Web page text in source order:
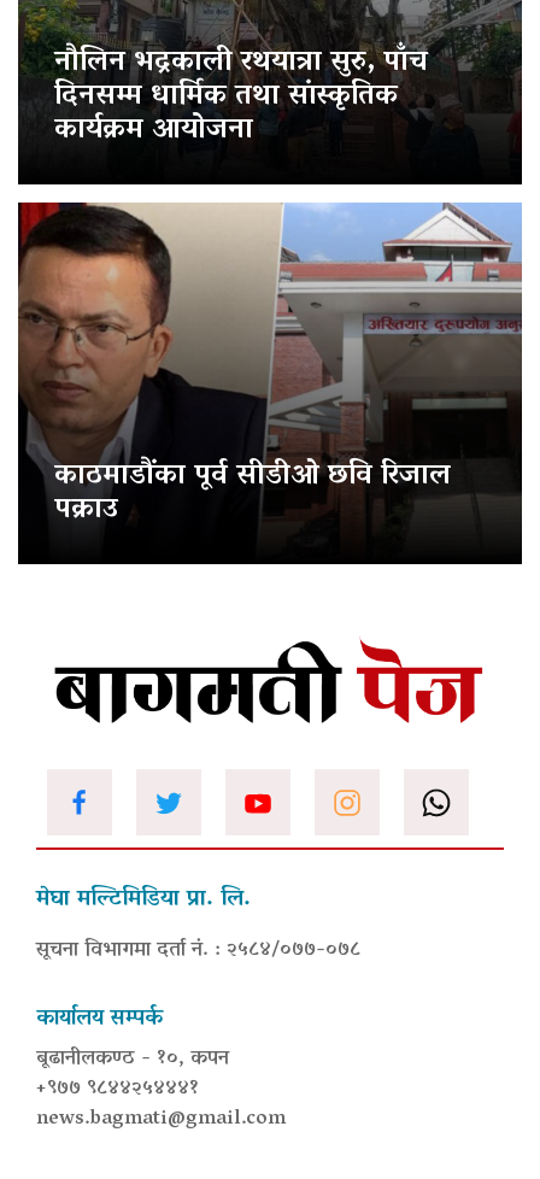
नौलिन भद्रकाली रथयात्रा सुरु, पाँच
दिनसम्म धार्मिक तथा सांस्कृतिक
कार्यक्रम आयोजना
काठमाडौंका पूर्व सीडीओ छवि रिजाल
पक्राउ
मेघा मल्टिमिडिया प्रा. लि.
सूचना विभागमा दर्ता नं. : २५८४/०७७-०७८
कार्यालय सम्पर्क
बूढानीलकण्ठ - १०, कपन
+९७७ ९८४४२५४४४१
news.bagmati@gmail.com